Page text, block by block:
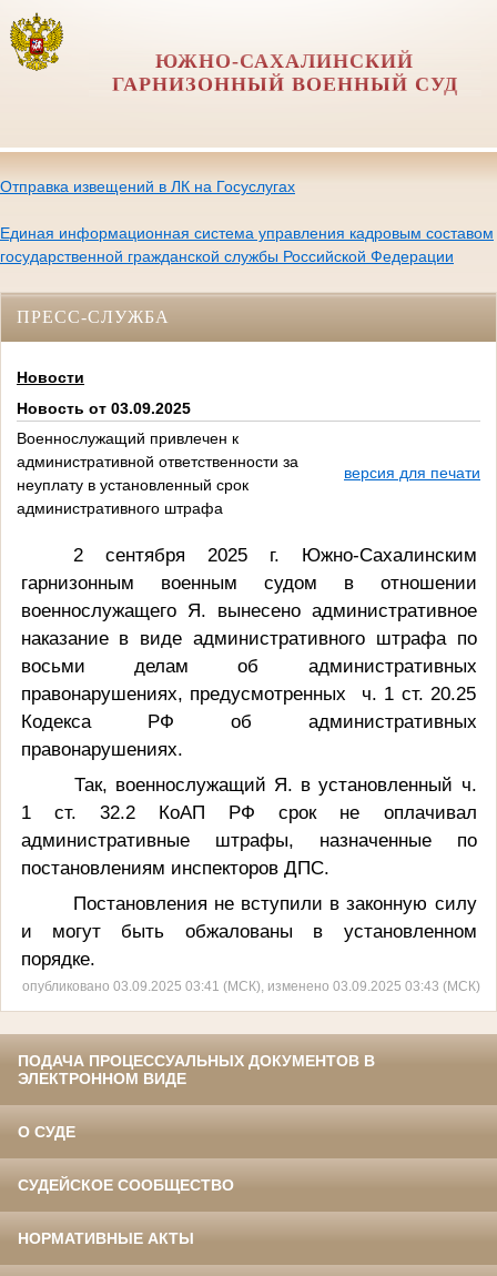
ЮЖНО-САХАЛИНСКИЙ
ГАРНИЗОННЫЙ ВОЕННЫЙ СУД
Отправка извещений в ЛК на Госуслугах
Единая информационная система управления кадровым составом
государственной гражданской службы Российской Федерации
ПРЕСС-СЛУЖБА
Новости
Новость от 03.09.2025
Военнослужащий привлечен к
административной ответственности за
неуплату в установленный срок
административного штрафа
версия для печати
2 сентября 2025 г. Южно-Сахалинским
гарнизонным военным судом в отношении
военнослужащего Я. вынесено административное
наказание в виде административного штрафа по
восьми делам об административных
правонарушениях, предусмотренных ч. 1 ст. 20.25
Кодекса РФ об административных
правонарушениях.
Так, военнослужащий Я. в установленный ч.
1 ст. 32.2 КоАП РФ срок не оплачивал
административные штрафы, назначенные по
постановлениям инспекторов ДПС.
Постановления не вступили в законную силу
и могут быть обжалованы в установленном
порядке.
опубликовано 03.09.2025 03:41 (МСК), изменено 03.09.2025 03:43 (МСК)
ПОДАЧА ПРОЦЕССУАЛЬНЫХ ДОКУМЕНТОВ В
ЭЛЕКТРОННОМ ВИДЕ
О СУДЕ
СУДЕЙСКОЕ СООБЩЕСТВО
НОРМАТИВНЫЕ АКТЫ